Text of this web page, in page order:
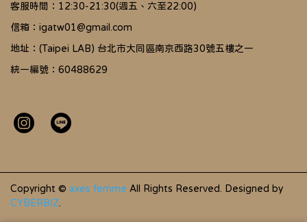
客服時間：12:30-21:30(週五、六至22:00)
信箱：igatw01@gmail.com
地址：(Taipei LAB) 台北市大同區南京西路30號五樓之一
統一編號：60488629
Copyright © axes femme All Rights Reserved. Designed by
CYBERBIZ.